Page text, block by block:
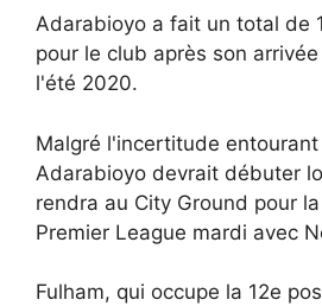
Adarabioyo a fait un total de
pour le club après son
l'été 2020.
Malgré l'incertitude entourant
Adarabioyo devrait débuter
rendra au City Ground pour
Premier League mardi avec
Fulham, qui occupe la 12e